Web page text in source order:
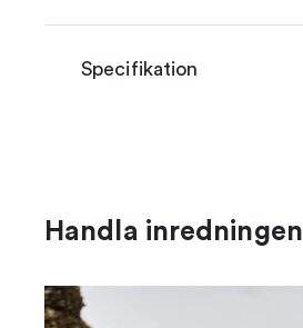
Specifikation
Handla inredningen